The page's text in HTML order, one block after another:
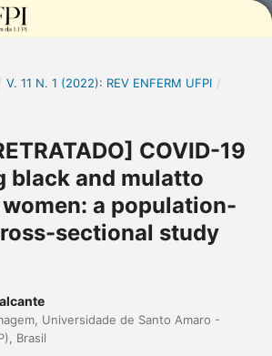
V. 11 N. 1 (2022): REV ENFERM UFPI /
COVID-19
black and mulatto
a population-
sectional study
Universidade de Santo Amaro -
Brasil